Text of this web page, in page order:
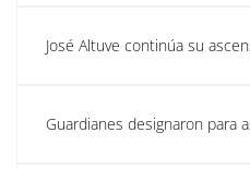
José Altuve continúa su
Guardianes designaron para